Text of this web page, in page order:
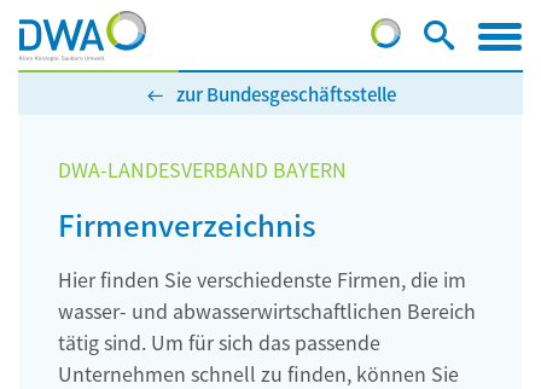
zur Bundesgeschäftsstelle
DWA-LANDESVERBAND BAYERN
Firmenverzeichnis
Hier finden Sie verschiedenste Firmen, die im
wasser- und abwasserwirtschaftlichen Bereich
tätig sind. Um für sich das passende
Unternehmen schnell zu finden, können Sie